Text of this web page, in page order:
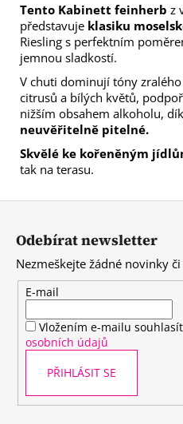
Tento Kabinett feinherb z
představuje klasiku
Riesling s perfektním
jemnou sladkostí.
V chuti dominují tóny
citrusů a bílých květů,
nižším obsahem alkoholu,
neuvěřitelně pitelné.
Skvělé ke kořeněným
tak na terasu.
Z
Odebírat newsletter
Nezmeškejte žádné novinky
E-mail
Vložením e-mailu
osobních údajů
PŘIHLÁSIT SE